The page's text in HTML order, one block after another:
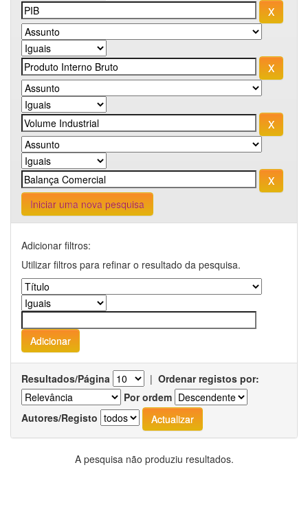
Iniciar uma nova pesquisa
Adicionar filtros:
Utilizar filtros para refinar o resultado da pesquisa.
Resultados/Página | Ordenar registos por:
Por ordem
Autores/Registo
A pesquisa não produziu resultados.